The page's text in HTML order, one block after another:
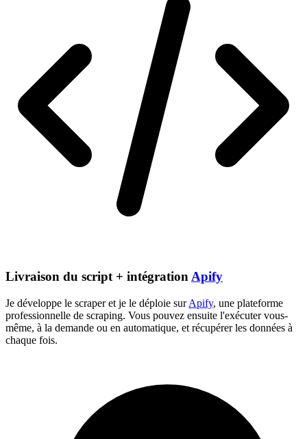
Livraison du script + intégration Apify
Je développe le scraper et je le déploie surApify, une plateforme
professionnelle de scraping. Vous pouvez ensuite l'exécuter vous-
même, à la demande ou en automatique, et récupérer les données à
chaque fois.